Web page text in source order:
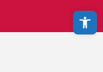
Abrir a barra de ferramentas